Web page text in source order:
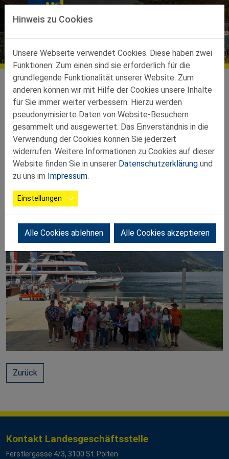
Direkt zur Hauptnavigation springen
Direkt zum Inhalt springen
Aktuelles
4 Tage Tirol 2026
05.06.2026 Melk
Bergland-Petzenkirchen
organisiert: Stadt Kufstein, Ahornboden,
Achenseeschifffahrt, Lindner Traktoren in Kundl, Rattenberg
mit historischer Zeitreise und Riedl Glas.
Zurück
Kontakt Landesgeschäftsstelle
Ferstlergasse 4/3, 3100 St. Pölten
Hinweis zu Cookies
Unsere Webseite verwendet Cookies. Diese haben zwei
Funktionen: Zum einen sind sie erforderlich für die
grundlegende Funktionalität unserer Website. Zum
anderen können wir mit Hilfe der Cookies unsere Inhalte
für Sie immer weiter verbessern. Hierzu werden
pseudonymisierte Daten von Website-Besuchern
gesammelt und ausgewertet. Das Einverständnis in die
Verwendung der Cookies können Sie jederzeit
widerrufen. Weitere Informationen zu Cookies auf dieser
Website finden Sie in unserer Datenschutzerklärung und
zu uns im Impressum.
Einstellungen
Alle Cookies ablehnen Alle Cookies akzeptieren